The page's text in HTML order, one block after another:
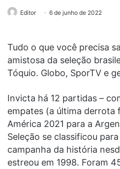
Editor 6 de junho de 2022
Tudo o que você precisa
amistosa da seleção
Tóquio. Globo, SporTV e
Invicta há 12 partidas –
empates (a última derrota
América 2021 para a
Seleção se classificou
campanha da história
estreou em 1998. Foram